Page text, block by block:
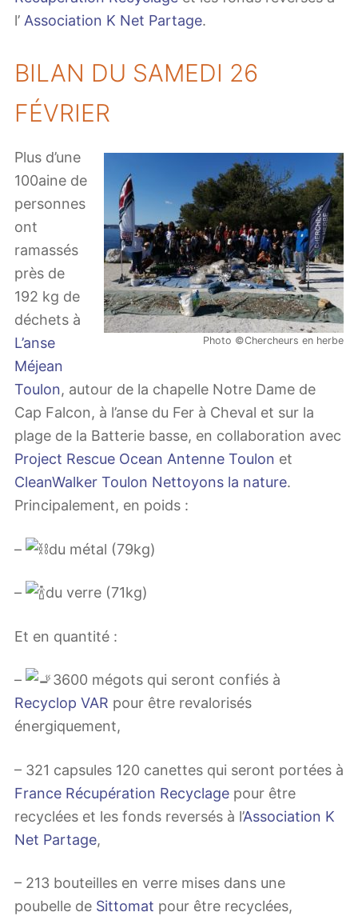
l’ Association K Net Partage.
BILAN DU SAMEDI 26
FÉVRIER
Photo ©Chercheurs en herbe
Plus d’une
100aine de
personnes
ont
ramassés
près de
192 kg de
déchets à
L’anse
Méjean
Toulon, autour de la chapelle Notre Dame de
Cap Falcon, à l’anse du Fer à Cheval et sur la
plage de la Batterie basse, en collaboration avec
Project Rescue Ocean Antenne Toulon et
CleanWalker Toulon Nettoyons la nature.
Principalement, en poids :
– du métal (79kg)
– du verre (71kg)
Et en quantité :
–
3600 mégots qui seront confiés à
Recyclop VAR pour être revalorisés
énergiquement,
– 321 capsules 120 canettes qui seront portées à
France Récupération Recyclage pour être
recyclées et les fonds reversés à l’Association K
Net Partage,
– 213 bouteilles en verre mises dans une
poubelle de Sittomat pour être recyclées,